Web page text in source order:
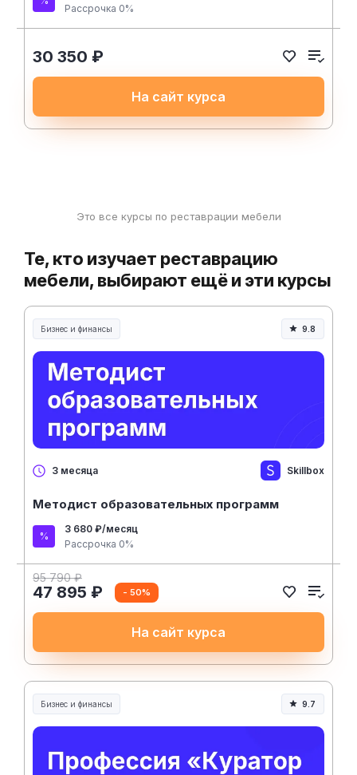
Рассрочка 0%
30 350 ₽
На сайт курса
Это все курсы по реставрации мебели
Те, кто изучает реставрацию
мебели, выбирают ещё и эти курсы
Бизнес и финансы 9.8
3 месяца Skillbox
Методист образовательных программ
3 680 ₽/месяц
Рассрочка 0%
95 790 ₽
47 895 ₽ - 50%
На сайт курса
Бизнес и финансы 9.7